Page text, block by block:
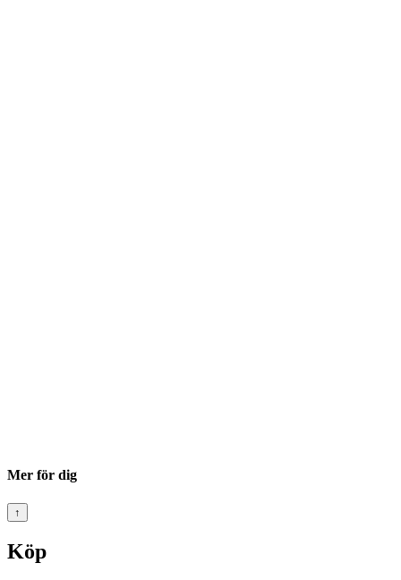
Mer för dig
↑
Köp